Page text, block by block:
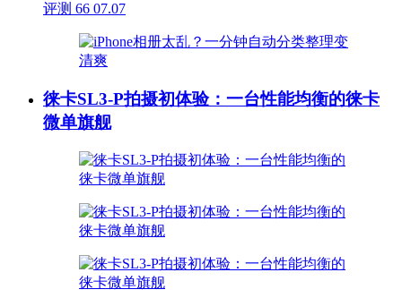
评测 66 07.07
徕卡SL3-P拍摄初体验：一台性能均衡的徕卡
微单旗舰